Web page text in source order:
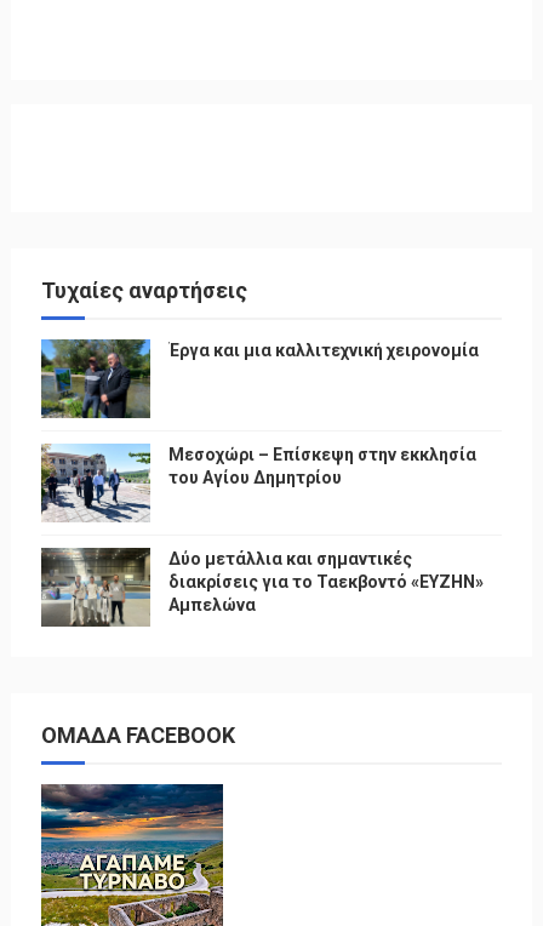
Τυχαίες αναρτήσεις
Έργα και μια καλλιτεχνική χειρονομία
Μεσοχώρι – Επίσκεψη στην εκκλησία
του Αγίου Δημητρίου
Δύο μετάλλια και σημαντικές
διακρίσεις για το Ταεκβοντό «ΕΥΖΗΝ»
Αμπελώνα
ΟΜΑΔΑ FACEBOOK